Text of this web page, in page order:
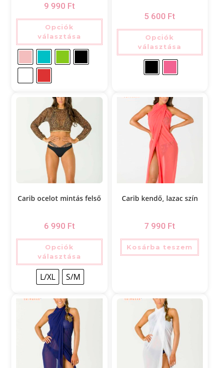
9 990 Ft
Opciók
választása
5 600 Ft
Opciók
választása
Carib ocelot mintás felső
6 990 Ft
Opciók
választása
L/XL S/M
Carib kendő, lazac szín
7 990 Ft
Kosárba teszem